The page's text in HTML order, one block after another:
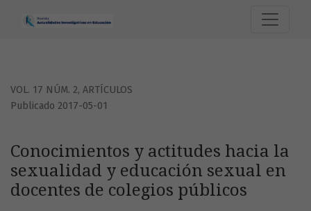
VOL. 17 NÚM. 2, ARTÍCULOS
Conocimientos y actitudes hacia la
sexualidad y educación sexual en
docentes de colegios públicos
Publicado 2017-05-01